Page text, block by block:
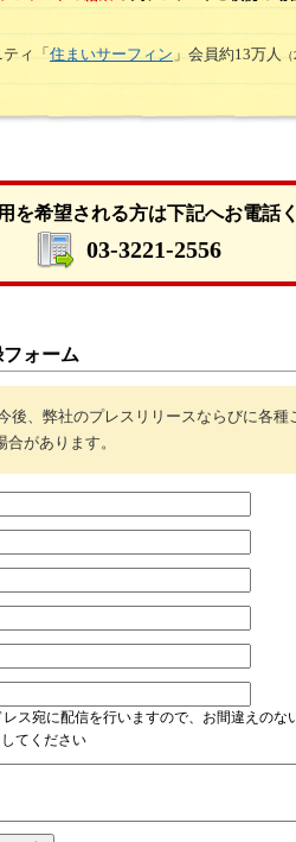
ィ「 住まいサーフィン 」会員約13万人
を希望される方は下記へお電話く
03-3221-2556
ォーム
後、弊社のプレスリリースならびに各種
があります。
ス宛に配信を行いますので、お間違えのな
てください